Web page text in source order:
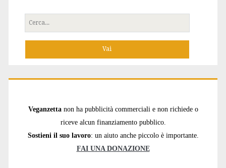
Cerca
per:
Veganzetta non ha pubblicità commerciali e non richiede o
riceve alcun finanziamento pubblico.
Sostieni il suo lavoro: un aiuto anche piccolo è importante.
FAI UNA DONAZIONE